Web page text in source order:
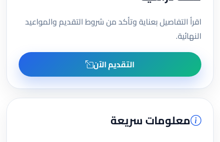
اقرأ التفاصيل بعناية وتأكد من شروط التقديم والمواعيد
النهائية.
التقديم الآن
معلومات سريعة